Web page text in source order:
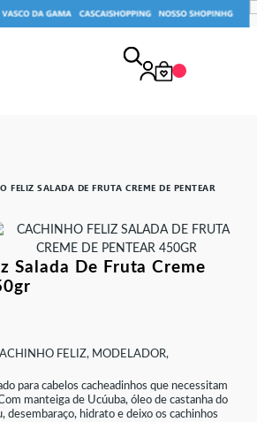
FELIZ SALADA DE FRUTA CREME DE PENTEAR
salada de fruta creme
FELIZ, MODELADOR,
para cabelos cacheadinhos que necessitam
manteiga de Ucúuba, óleo de castanha do
desembaraço, hidrato e deixo os cachinhos